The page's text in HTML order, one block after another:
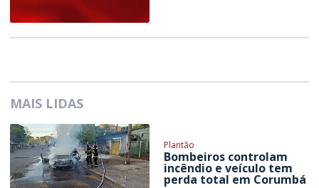
MAIS LIDAS
Plantão
Bombeiros controlam
incêndio e veículo tem
perda total em Corumbá